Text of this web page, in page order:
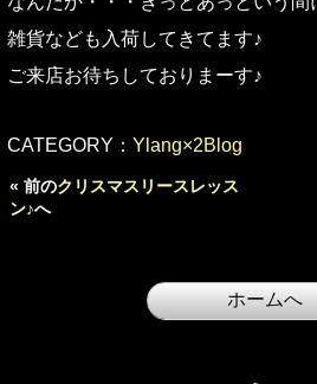
雑貨なども入荷してきてます♪
ご来店お待ちしておりまーす♪
CATEGORY： Ylang×2Blog
« 前のクリスマスリースレッス
ン♪へ